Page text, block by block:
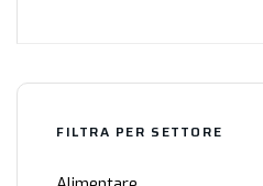
FILTRA PER SETTORE